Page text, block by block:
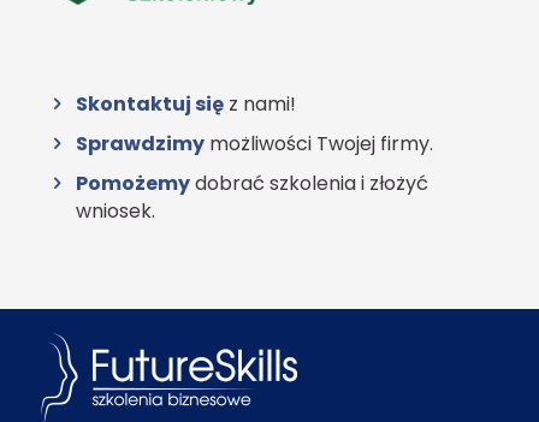
Skontaktuj sięz nami!
Sprawdzimymożliwości Twojej firmy.
Pomożemydobrać szkolenia i złożyć
wniosek.